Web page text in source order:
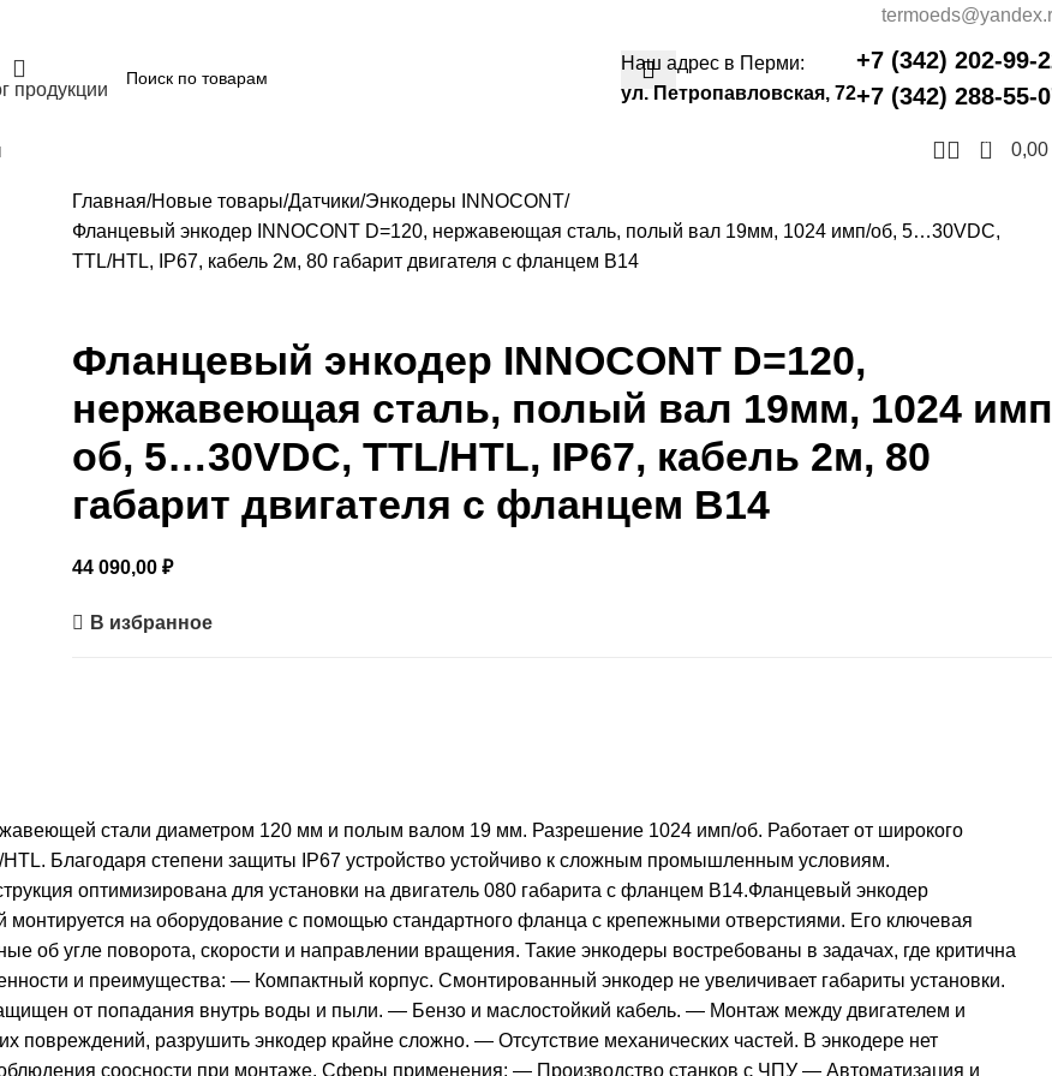
продукции
Наш адрес в Перми:
ул. Петропавловская, 72
+7 (342) 202-99-
+7 (342) 288-55-
0 0,00
Главная Новые товары Датчики Энкодеры INNOCONT
Фланцевый энкодер INNOCONT D=120, нержавеющая сталь, полый вал 19мм, 1024 имп/об, 5…30VDC,
TTL/HTL, IP67, кабель 2м, 80 габарит двигателя с фланцем B14
Фланцевый энкодер INNOCONT D=120,
нержавеющая сталь, полый вал 19мм, 1024
об, 5…30VDC, TTL/HTL, IP67, кабель 2м, 80
габарит двигателя с фланцем B14
44 090,00 ₽
В избранное
стали диаметром 120 мм и полым валом 19 мм. Разрешение 1024 имп/об. Работает от широкого
Благодаря степени защиты IP67 устройство устойчиво к сложным промышленным условиям.
оптимизирована для установки на двигатель 080 габарита с фланцем B14.Фланцевый энкодер
монтируется на оборудование с помощью стандартного фланца с крепежными отверстиями. Его ключевая
об угле поворота, скорости и направлении вращения. Такие энкодеры востребованы в задачах, где критична
и преимущества: — Компактный корпус. Смонтированный энкодер не увеличивает габариты установки.
от попадания внутрь воды и пыли. — Бензо и маслостойкий кабель. — Монтаж между двигателем и
повреждений, разрушить энкодер крайне сложно. — Отсутствие механических частей. В энкодере нет
соосности при монтаже. Сферы применения: — Производство станков с ЧПУ — Автоматизация и